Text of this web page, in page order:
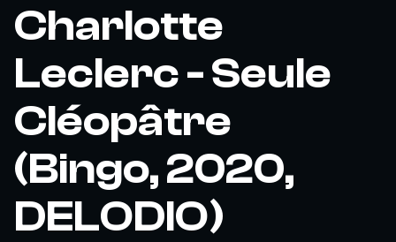
Charlotte
Leclerc - Seule
Cléopâtre
(Bingo, 2020,
DELODIO)